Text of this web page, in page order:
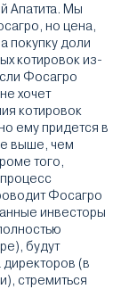
Апатита. Мы
но цена,
покупку доли
котировок из-
Фосагро
хочет
котировок
ему придется в
выше, чем
того,
Фосагро
инвесторы
будут
(в
стремиться